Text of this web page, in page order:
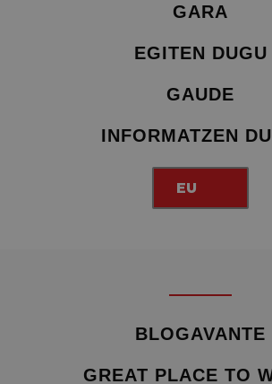
GARA
EGITEN DUGU
GAUDE
INFORMATZEN
EU
BLOGAVANTE
GREAT PLACE TO